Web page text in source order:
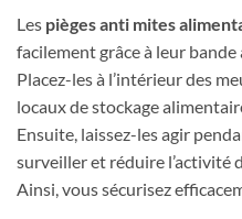
Les pièges anti mites
facilement grâce à leur
Placez-les à l’intérieur des
locaux de stockage
Ensuite, laissez-les agir
surveiller et réduire l’activité
Ainsi, vous sécurisez